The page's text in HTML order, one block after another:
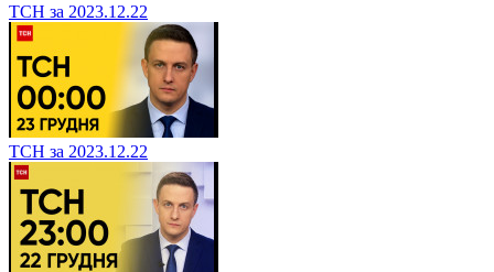
ТСН за 2023.12.22
ТСН за 2023.12.22